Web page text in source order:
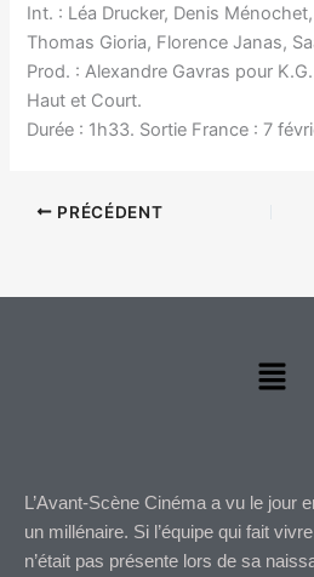
Int. : Léa Drucker, Denis
Thomas Gioria, Florence Janas,
Prod. : Alexandre Gavras pour
Haut et Court.
Durée : 1h33. Sortie France : 7
PRÉCÉDENT
Menu
L’Avant-Scène Cinéma a vu le jour
un millénaire. Si l’équipe qui fait
n’était pas présente lors de sa